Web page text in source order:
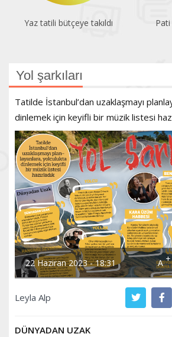
Pati izi: İstanbul'un su
Bir
Yol şarkıları
Tatilde İstanbul’dan uzaklaşmayı
dinlemek için keyifli bir müzik listesi
22 Haziran 2023 - 18:31 A+
Leyla Alp
DÜNYADAN UZAK